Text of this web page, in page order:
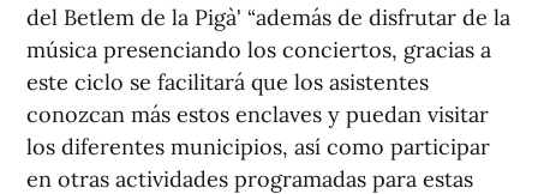
del Betlem de la Pigà' “además de disfrutar de la
música presenciando los conciertos, gracias a
este ciclo se facilitará que los asistentes
conozcan más estos enclaves y puedan visitar
los diferentes municipios, así como participar
en otras actividades programadas para estas